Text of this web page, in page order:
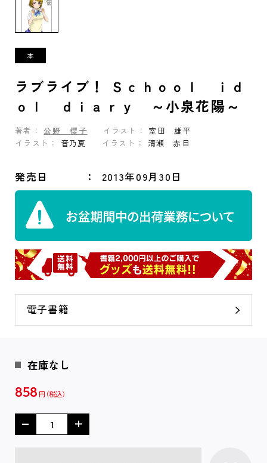
ラブライブ！ Ｓｃｈｏｏｌ ｉｄ
ｏｌ ｄｉａｒｙ ～小泉花陽～
著者： 公野 櫻子 イラスト：
室田 雄平
イラスト：
音乃夏 イラスト： 清瀬 赤目
発売日 2013年09月30日
電子書籍
在庫なし
858 円